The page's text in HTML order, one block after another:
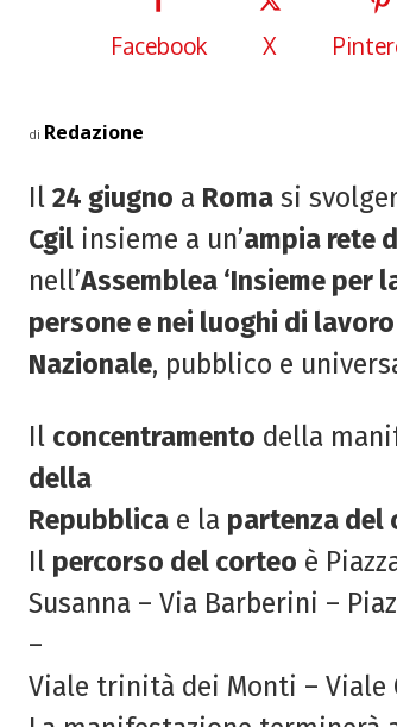
Facebook X
di Redazione
Il 24 giugno a Roma si
Cgil insieme a un’ampia rete
nell’Assemblea ‘Insieme per
persone e nei luoghi di lavoro
Nazionale, pubblico e
Il concentramento della
della
Repubblica e la partenza del
Il percorso del corteo è
Susanna – Via Barberini –
–
Viale trinità dei Monti – Viale